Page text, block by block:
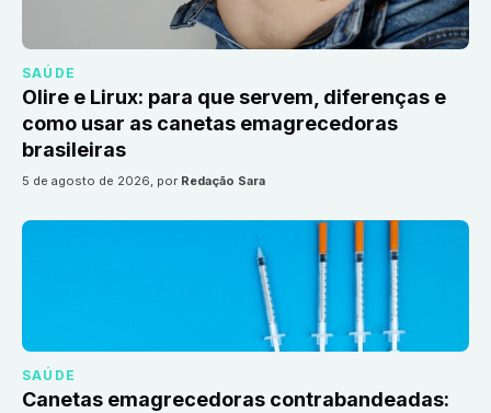
SAÚDE
Olire e Lirux: para que servem, diferenças e
como usar as canetas emagrecedoras
brasileiras
5 de agosto de 2026, por Redação Sara
SAÚDE
Canetas emagrecedoras contrabandeadas: